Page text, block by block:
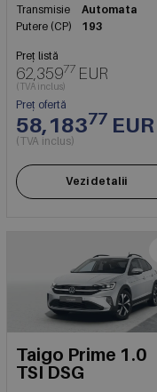
Transmisie
Automata
Putere (CP)
193
Preț listă
62,35977 EUR
(TVA inclus)
Preț ofertă
58,18377 EUR
(TVA inclus)
Vezi detalii
Taigo Prime 1.0
TSI DSG